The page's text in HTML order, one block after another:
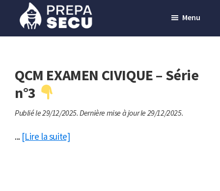
contenuPrepasecu
de
préparation
aux
métiers
de
la
Menu
QCM EXAMEN CIVIQUE – Série
n°3
Publié le 29/12/2025. Dernière mise à jour le 29/12/2025.
... [Lire la suite]